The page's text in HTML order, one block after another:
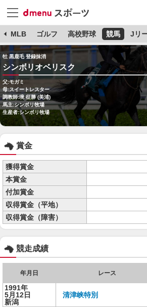
MLB ゴルフ 高校野球 競馬 Jリ
牡 黒鹿毛 登録抹消
シンボリオベリスク
父:モガミ
母:スイートレスター
調教師:境 征勝 (美浦)
馬主:シンボリ牧場
生産者:シンボリ牧場
賞金
獲得賞金
本賞金
付加賞金
収得賞金（平地）
収得賞金（障害）
競走成績
年月日 レース
1991年
5月12日
新潟
清津峡特別